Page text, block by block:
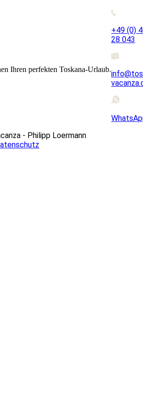
Ihren perfekten Toskana-Urlaub.
+49 (0)
28 043
- Philipp Loermann